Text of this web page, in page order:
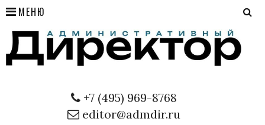
МЕНЮ
+7 (495) 969-8768
editor@admdir.ru